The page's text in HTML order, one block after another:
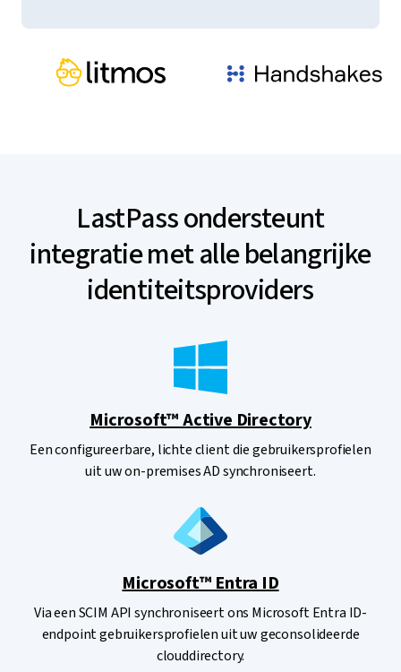
LastPass ondersteunt
integratie met alle belangrijke
identiteitsproviders
Microsoft™ Active Directory
Een configureerbare, lichte client die gebruikersprofielen
uit uw on-premises AD synchroniseert.
Microsoft™ Entra ID
Via een SCIM API synchroniseert ons Microsoft Entra ID-
endpoint gebruikersprofielen uit uw geconsolideerde
clouddirectory.